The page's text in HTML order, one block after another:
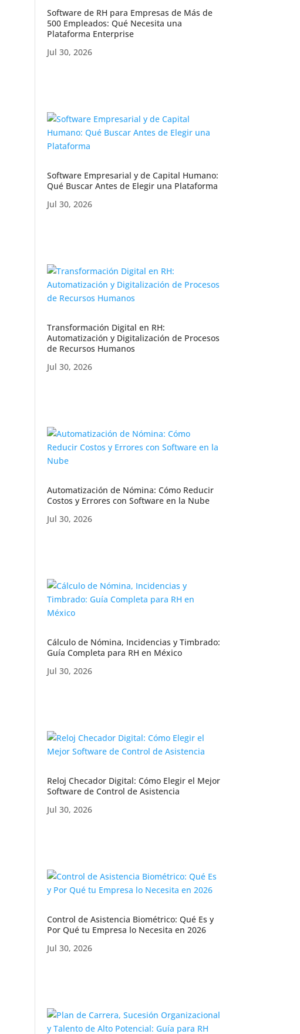
Software de RH para Empresas de Más de
500 Empleados: Qué Necesita una
Plataforma Enterprise
Jul 30, 2026
Software Empresarial y de Capital Humano:
Qué Buscar Antes de Elegir una Plataforma
Jul 30, 2026
Transformación Digital en RH:
Automatización y Digitalización de Procesos
de Recursos Humanos
Jul 30, 2026
Automatización de Nómina: Cómo Reducir
Costos y Errores con Software en la Nube
Jul 30, 2026
Cálculo de Nómina, Incidencias y Timbrado:
Guía Completa para RH en México
Jul 30, 2026
Reloj Checador Digital: Cómo Elegir el Mejor
Software de Control de Asistencia
Jul 30, 2026
Control de Asistencia Biométrico: Qué Es y
Por Qué tu Empresa lo Necesita en 2026
Jul 30, 2026